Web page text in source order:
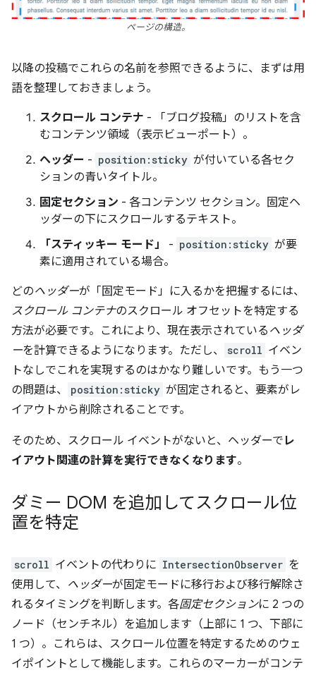
ページの構造。
以降の投稿でこれらの名前を参照できるように、まずは用
語を整理しておきましょう。
スクロール コンテナ - 「ブログ投稿」のリストを含
むコンテンツ領域（表示ビューポート）。
ヘッダー - position:sticky が付いている各セク
ションの青いタイトル。
固定セクション - 各コンテンツ セクション。固定ヘ
ッダーの下にスクロールするテキスト。
「スティッキー モード」
- position:sticky が要
素に適用されている場合。
どのヘッダーが「固定モード」に入るかを把握するには、
スクロール コンテナのスクロール オフセットを特定する
方法が必要です。これにより、現在表示されている ヘッダ
ーを計算できるようになります。ただし、 scroll イベン
トなしでこれを実現するのはかなり難しいです。もう一つ
の問題は、
position:sticky が固定されると、要素がレ
イアウトから削除されることです。
そのため、スクロール イベントがないと、ヘッダーで レ
イアウト関連の計算を実行できなくなります。
ダミー DOM を追加してスクロール位
置を特定
scroll イベントの代わりに IntersectionObserver を
使用して、 ヘッダーが固定モードに移行および移行解除さ
れるタイミングを判断します。各固定セクションに 2 つの
ノード（センチネル）を追加します（上部に 1 つ、下部に
1 つ）。これらは、スクロール位置を特定するためのウェ
イポイントとして機能します。これらのマーカーがコンテ